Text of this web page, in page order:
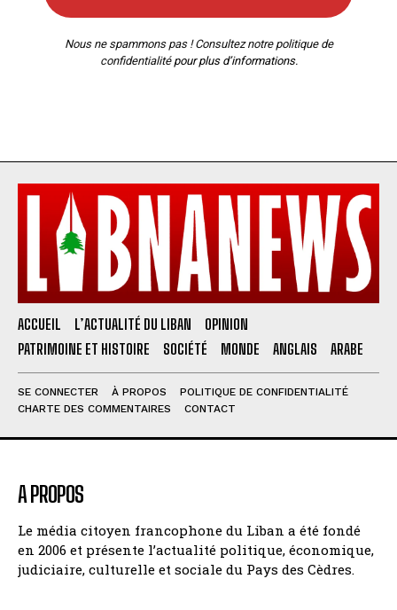
Nous ne spammons pas ! Consultez notre politique de
confidentialitépour plus d’informations.
ACCUEIL L’ACTUALITÉ DU LIBAN
OPINION
PATRIMOINE ET HISTOIRE
SOCIÉTÉ MONDE ANGLAIS ARABE
SE CONNECTER À PROPOS
POLITIQUE DE CONFIDENTIALITÉ
CHARTE DES COMMENTAIRES
CONTACT
A PROPOS
Le média citoyen francophone du Liban a été fondé
en 2006 et présente l’actualité politique, économique,
judiciaire, culturelle et sociale du Pays des Cèdres.